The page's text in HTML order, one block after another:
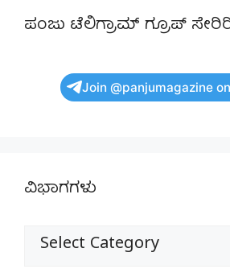
ಪಂಜು ಟೆಲಿಗ್ರಾಮ್ ಗ್ರೂಪ್
Join @panjumagazine
ವಿಭಾಗಗಳು
ವಿಭಾಗಗಳು